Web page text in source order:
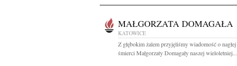
MAŁGORZATA DOMAGAŁA
KATOWICE
Z głębokim żalem przyjęliśmy wiadomość o nagłej
śmierci Małgorzaty Domagały naszej wieloletniej...